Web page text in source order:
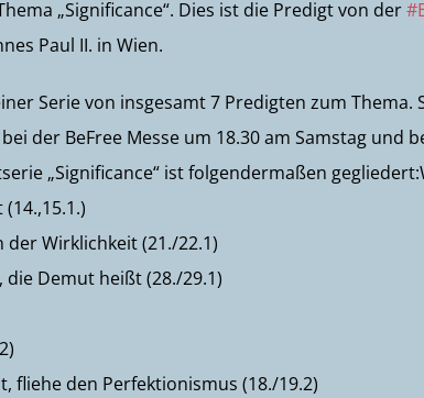
„Significance“. Dies ist die Predigt von der
Paul II. in Wien.
Serie von insgesamt 7 Predigten zum Thema.
der BeFree Messe um 18.30 am Samstag und
„Significance“ ist folgendermaßen
der Wirklichkeit (21./22.1)
Demut heißt (28./29.1)
fliehe den Perfektionismus (18./19.2)